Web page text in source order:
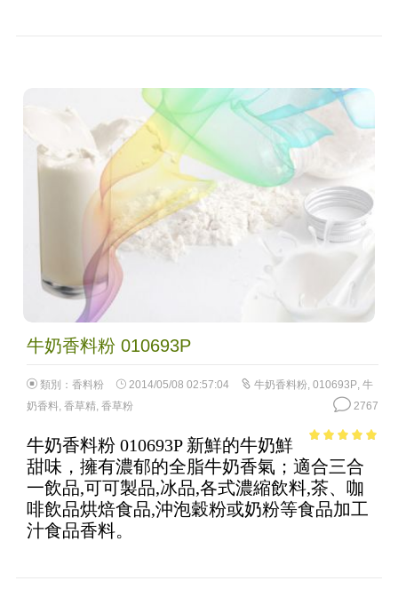
牛奶香料粉 010693P
類別： 香料粉 2014/05/08 02:57:04 牛奶香料粉, 010693P, 牛
奶香料 香草精, 香草粉 2767
5
牛奶香料粉 010693P 新鮮的牛奶鮮
甜味，擁有濃郁的全脂牛奶香氣；適合三合
一飲品,可可製品,冰品,各式濃縮飲料,茶、咖
啡飲品烘焙食品,沖泡穀粉或奶粉等食品加工
汁食品香料。